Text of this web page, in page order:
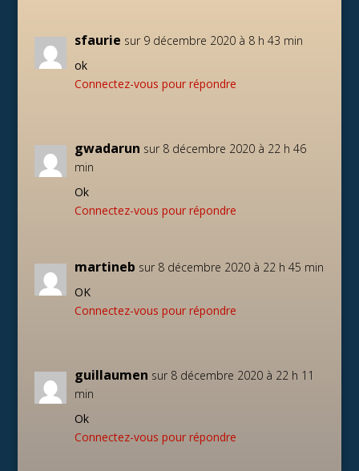
sfaurie sur 9 décembre 2020 à 8 h 43 min
ok
Connectez-vous pour répondre
gwadarun sur 8 décembre 2020 à 22 h 46
min
Ok
Connectez-vous pour répondre
martineb sur 8 décembre 2020 à 22 h 45 min
OK
Connectez-vous pour répondre
guillaumen sur 8 décembre 2020 à 22 h 11
min
Ok
Connectez-vous pour répondre